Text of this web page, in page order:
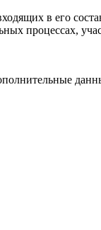
в его
процессах,